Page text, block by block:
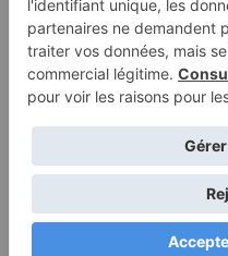
Page à colorier d'une
princesse enchantée,
beauté…